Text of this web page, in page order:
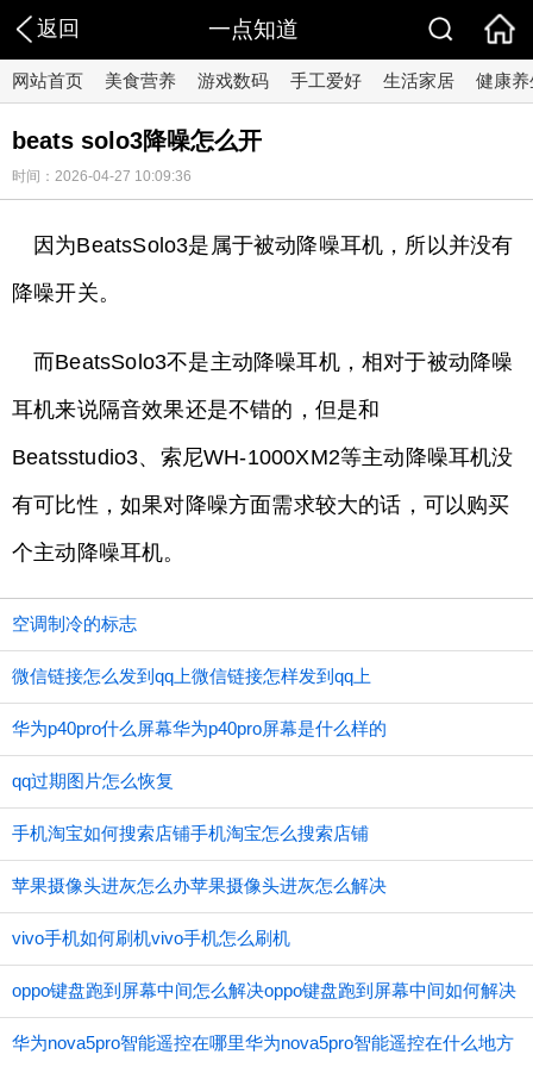
返回 一点知道
网站首页 美食营养 游戏数码 手工爱好 生活家居 健康养
beats solo3降噪怎么开
时间：2026-04-27 10:09:36
因为BeatsSolo3是属于被动降噪耳机，所以并没有
降噪开关。
而BeatsSolo3不是主动降噪耳机，相对于被动降噪
耳机来说隔音效果还是不错的，但是和
Beatsstudio3、索尼WH-1000XM2等主动降噪耳机没
有可比性，如果对降噪方面需求较大的话，可以购买
个主动降噪耳机。
空调制冷的标志
微信链接怎么发到qq上微信链接怎样发到qq上
华为p40pro什么屏幕华为p40pro屏幕是什么样的
qq过期图片怎么恢复
手机淘宝如何搜索店铺手机淘宝怎么搜索店铺
苹果摄像头进灰怎么办苹果摄像头进灰怎么解决
vivo手机如何刷机vivo手机怎么刷机
oppo键盘跑到屏幕中间怎么解决oppo键盘跑到屏幕中间如何解决
华为nova5pro智能遥控在哪里华为nova5pro智能遥控在什么地方